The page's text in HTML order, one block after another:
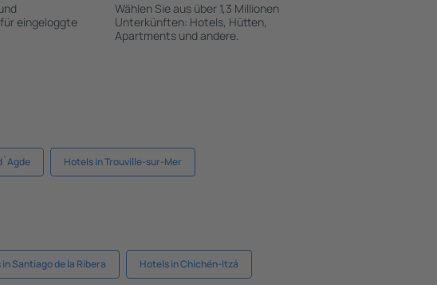
eingeloggte
Wählen Sie aus über 1,3 Millionen
Unterkünften: Hotels, Hütten,
Apartments und andere.
Hotels in Trouville-sur-Mer
Santiago de la Ribera Hotels in Chichén-Itzá